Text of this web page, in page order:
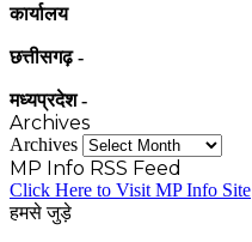
कार्यालय
छत्तीसगढ़ -
मध्यप्रदेश -
Archives
Archives
MP Info RSS Feed
Click Here to Visit MP Info Site
हमसे जुड़े